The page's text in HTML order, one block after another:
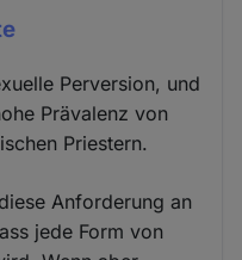
Perversion, und
Prävalenz von
Priestern.
Anforderung an
jede Form von